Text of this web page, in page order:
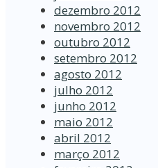
dezembro 2012
novembro 2012
outubro 2012
setembro 2012
agosto 2012
julho 2012
junho 2012
maio 2012
abril 2012
março 2012